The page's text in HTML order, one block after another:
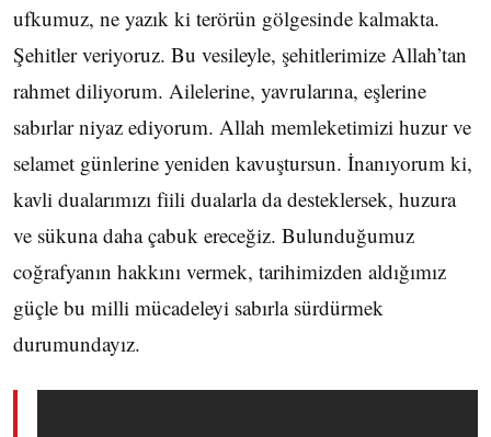
ufkumuz, ne yazık ki terörün gölgesinde kalmakta.
Şehitler veriyoruz. Bu vesileyle, şehitlerimize Allah’tan
rahmet diliyorum. Ailelerine, yavrularına, eşlerine
sabırlar niyaz ediyorum. Allah memleketimizi huzur ve
selamet günlerine yeniden kavuştursun. İnanıyorum ki,
kavli dualarımızı fiili dualarla da desteklersek, huzura
ve sükuna daha çabuk ereceğiz. Bulunduğumuz
coğrafyanın hakkını vermek, tarihimizden aldığımız
güçle bu milli mücadeleyi sabırla sürdürmek
durumundayız.